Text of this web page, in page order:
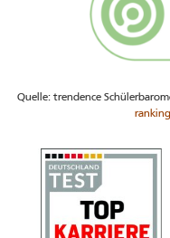
Quelle: trendence